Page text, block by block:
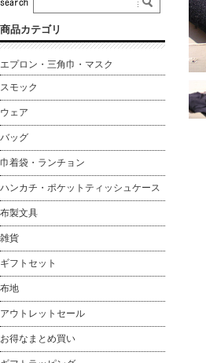
商品カテゴリ
エプロン・三角巾・マスク
スモック
ウェア
バッグ
巾着袋・ランチョン
ハンカチ・ポケットティッシュケース
布製文具
雑貨
ギフトセット
布地
アウトレットセール
お得なまとめ買い